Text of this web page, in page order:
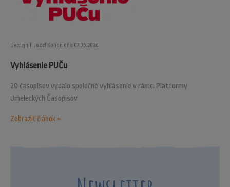
Uverejnil: Jozef Kahan dňa 07.05.2026
Vyhlásenie PUČu
20 časopisov vydalo spoločné vyhlásenie v rámci Platformy
Umeleckých Časopisov
Zobraziť článok »